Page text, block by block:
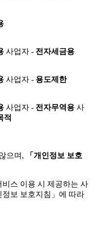
사업자 - 전자세금용
사업자 - 용도제한
사업자 - 전자무역용 사
적
으며,
「개인정보 보호
스 이용 시 제공하는 사
보 보호지침」에 따라